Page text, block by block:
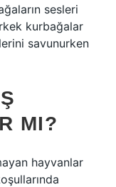
sesleri
kurbağalar
savunurken
MI?
hayvanlar